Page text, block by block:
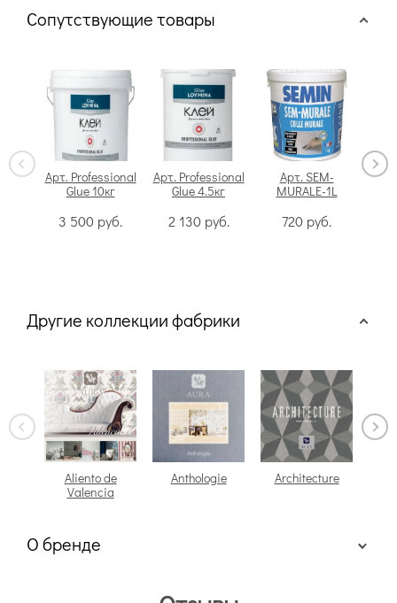
Сопутствующие товары
Арт. Professional
Glue 10кг
3 500 руб.
Арт. Professional
Glue 4.5кг
2 130 руб.
Арт. SEM-
MURALE-1L
720 руб.
Другие коллекции фабрики
Aliento de
Valencia
Anthologie Architecture
О бренде